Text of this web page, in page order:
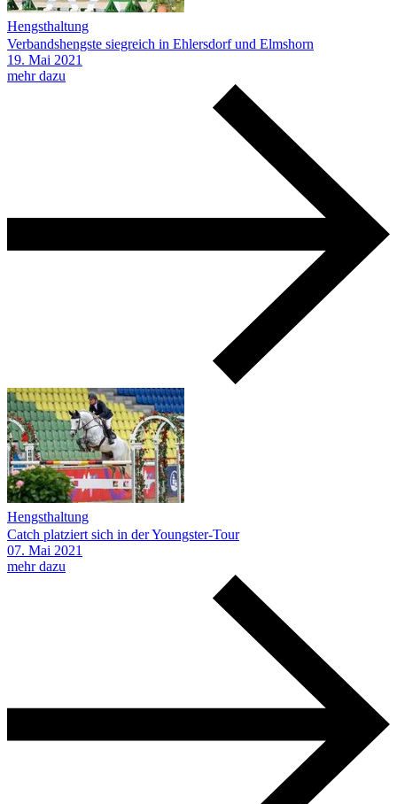
Hengsthaltung
Verbandshengste siegreich in Ehlersdorf und Elmshorn
19. Mai 2021
mehr dazu
Hengsthaltung
Catch platziert sich in der Youngster-Tour
07. Mai 2021
mehr dazu